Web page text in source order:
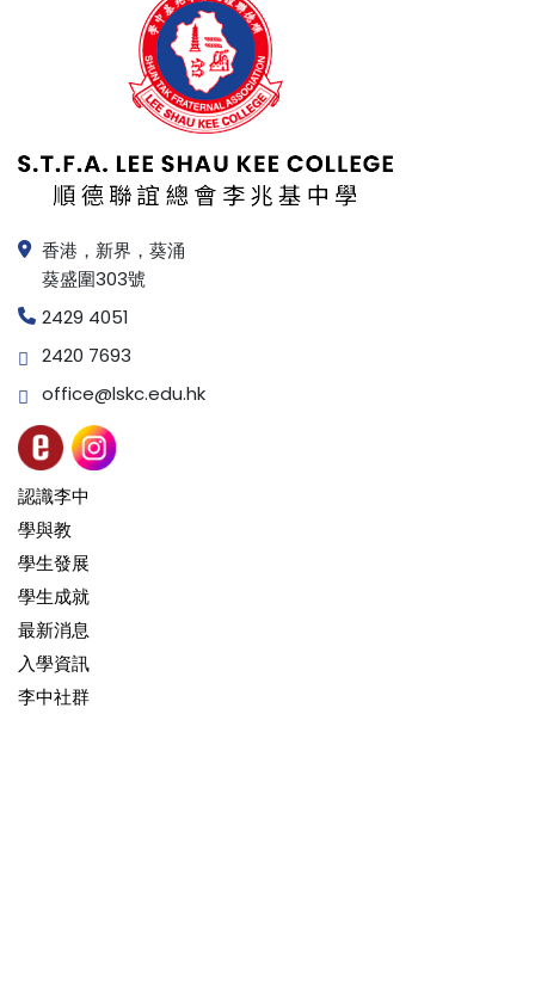
香港，新界，葵涌
葵盛圍303號
2429 4051
2420 7693
office@lskc.edu.hk
認識李中
學與教
學生發展
學生成就
最新消息
入學資訊
李中社群